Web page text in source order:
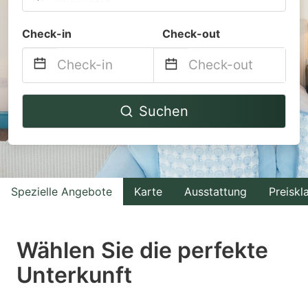
Check-in Check-out
Navigate
to
with
the
select
a
Navigate
to
interact
with
the
select
Suchen
Spezielle Angebote Karte Ausstattung
Wählen Sie die perfekte
Unterkunft